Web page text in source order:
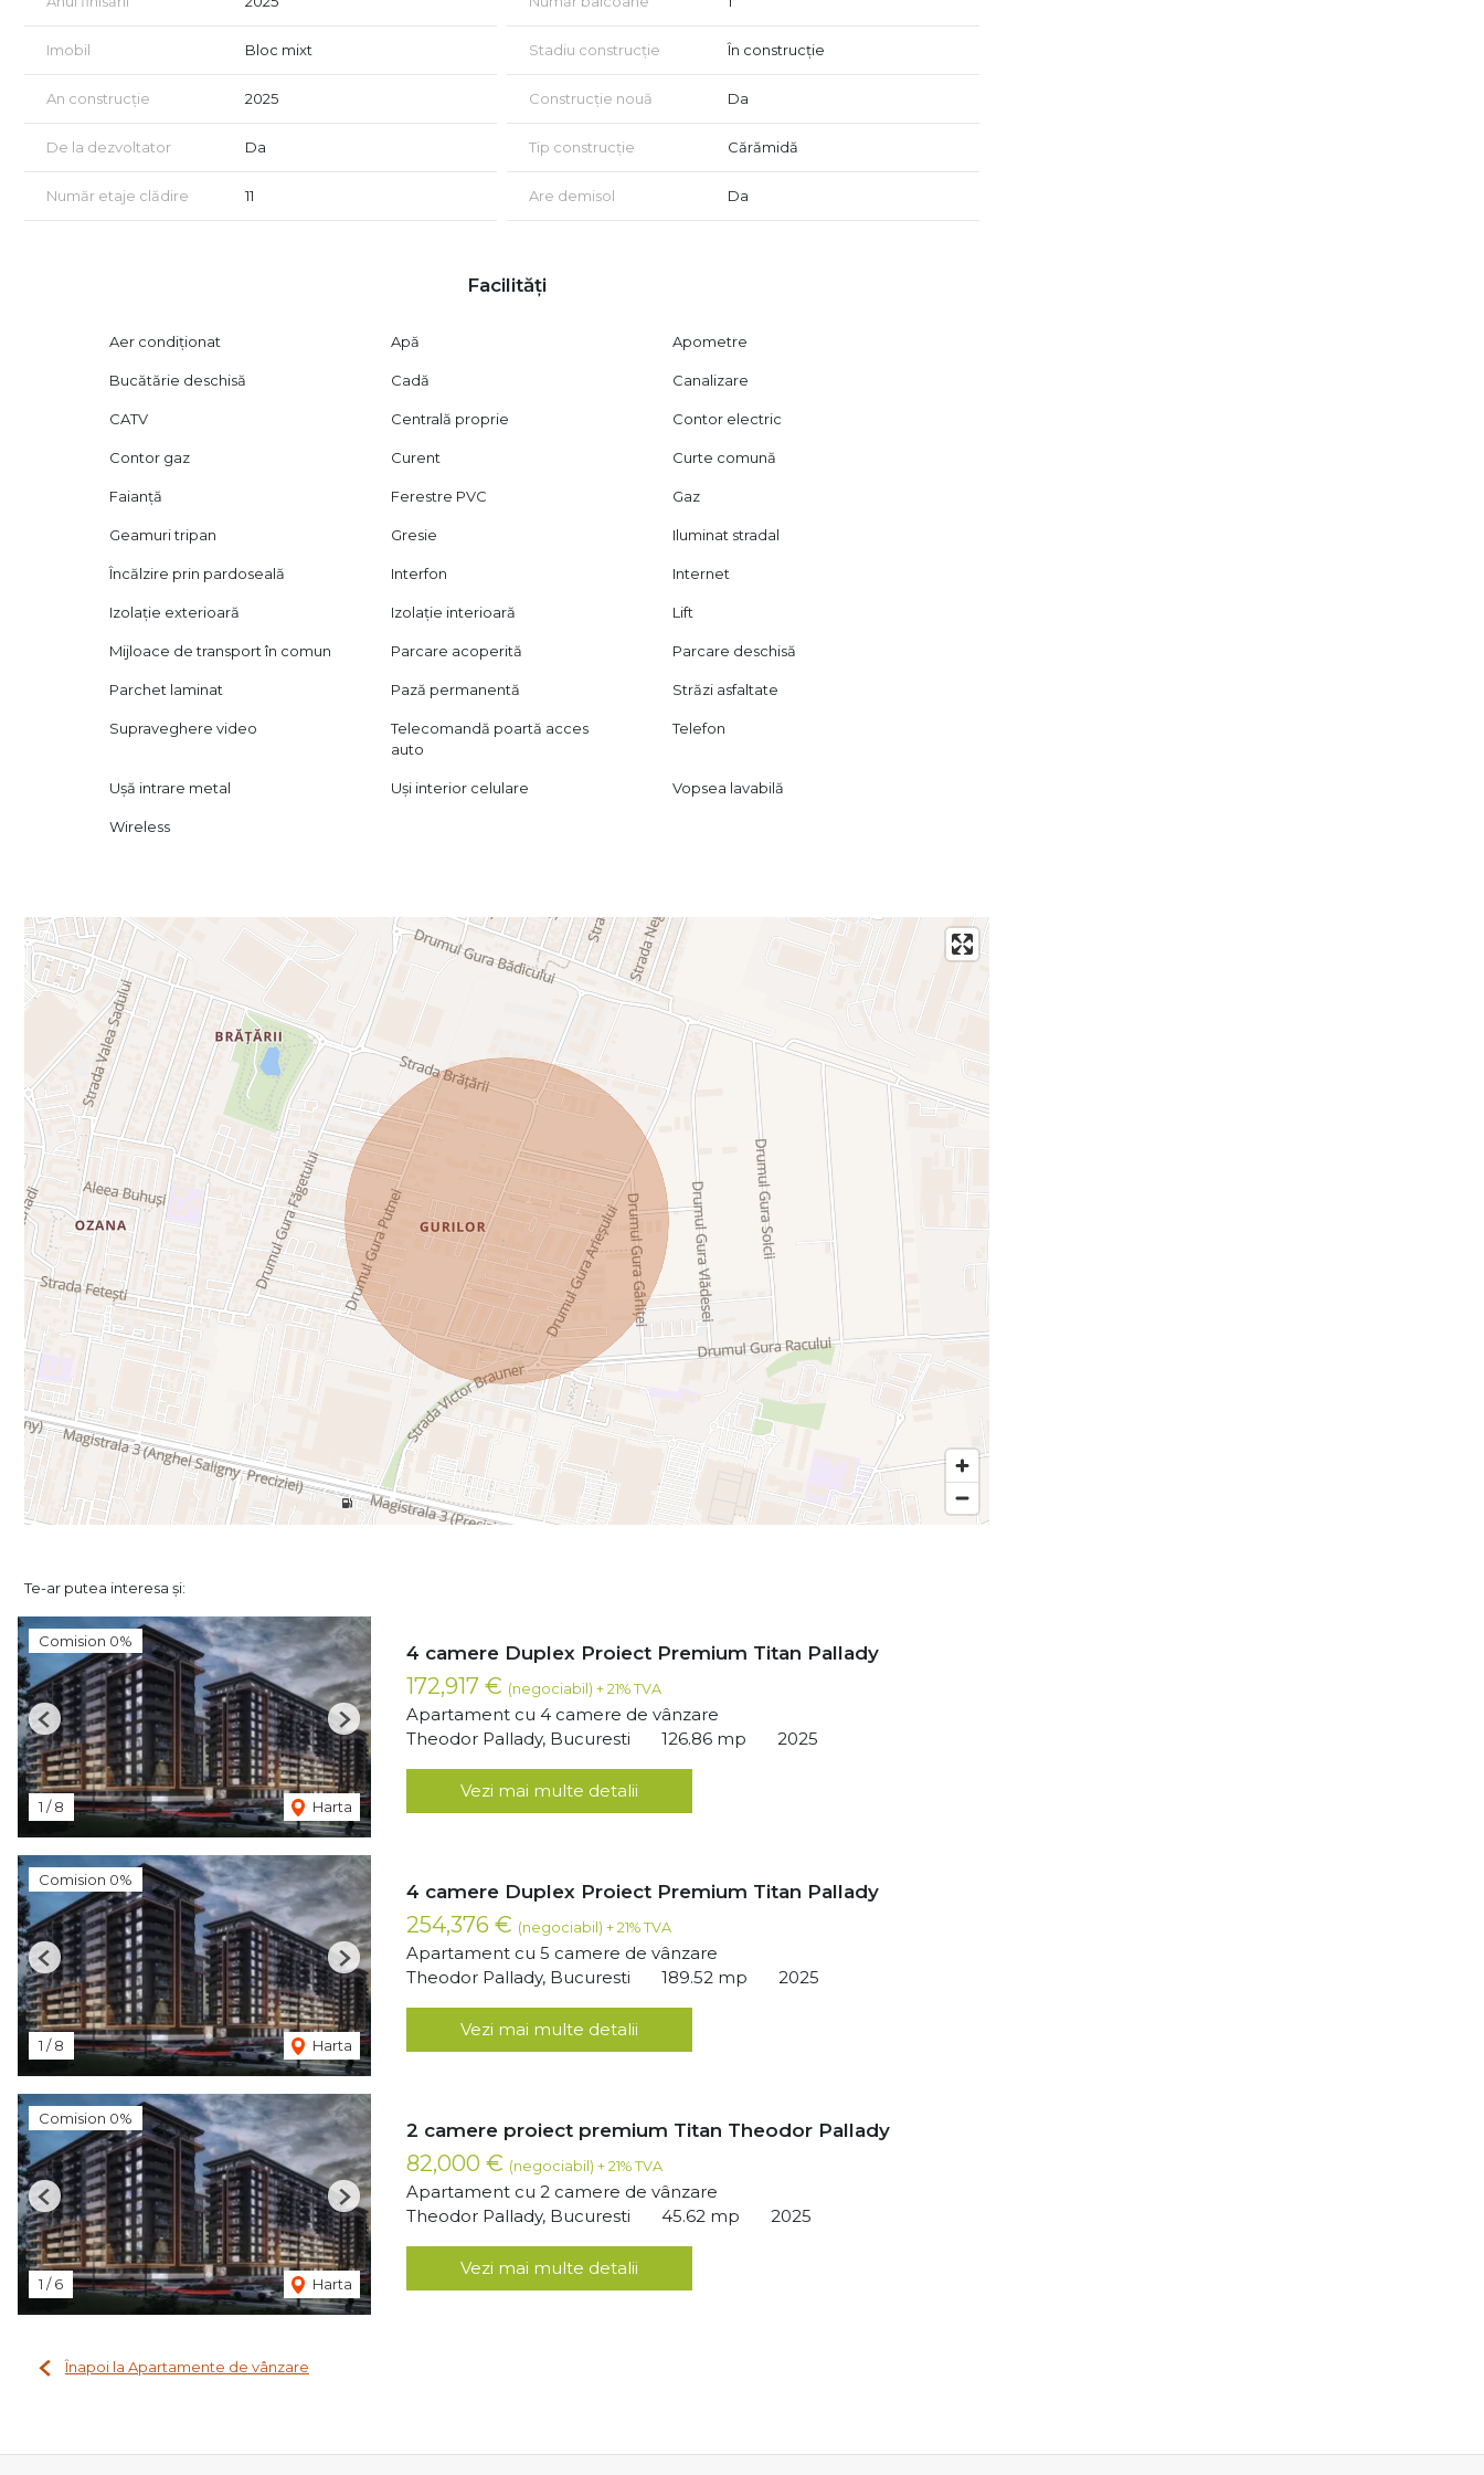
Imobil Bloc mixt Stadiu construcție În construcție
An construcție 2025 Construcție nouă Da
De la dezvoltator Da Tip construcție Cărămidă
Număr etaje clădire 11 Are demisol Da
Facilități
Aer condiționat Apă Apometre
Bucătărie deschisă Cadă Canalizare
CATV Centrală proprie Contor electric
Contor gaz Curent Curte comună
Faianță Ferestre PVC Gaz
Geamuri tripan Gresie Iluminat stradal
Încălzire prin pardoseală Interfon Internet
Izolație exterioară Izolație interioară Lift
Mijloace de transport în comun Parcare acoperită Parcare deschisă
Parchet laminat Pază permanentă Străzi asfaltate
Supraveghere video
Telecomandă poartă acces
auto
Telefon
Ușă intrare metal Uși interior celulare Vopsea lavabilă
Wireless
Te-ar putea interesa și:
Comision 0%
1 /8 Harta
Previous Next
4 camere Duplex Proiect Premium Titan Pallady
172,917 € (negociabil) + 21% TVA
Apartament cu 4 camere de vânzare
Theodor Pallady, Bucuresti
126.86 mp 2025
Vezi mai multe detalii
Comision 0%
1 /8 Harta
Previous Next
4 camere Duplex Proiect Premium Titan Pallady
254,376 € (negociabil) + 21% TVA
Apartament cu 5 camere de vânzare
Theodor Pallady, Bucuresti
189.52 mp 2025
Vezi mai multe detalii
Comision 0%
1 /6 Harta
Previous Next
2 camere proiect premium Titan Theodor Pallady
82,000 € (negociabil) + 21% TVA
Apartament cu 2 camere de vânzare
Theodor Pallady, Bucuresti
45.62 mp 2025
Vezi mai multe detalii
Înapoi la Apartamente de vânzare